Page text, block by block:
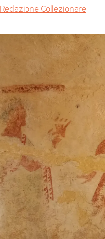
Redazione Collezionare